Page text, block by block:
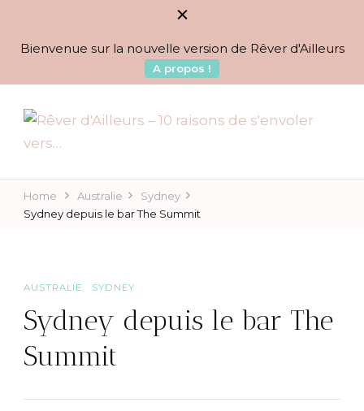
Bienvenue sur la nouvelle version de Rêver d'Ailleurs
A propos !
Rêver d'Ailleurs – 10
BLOG VOYAGES DEPUIS 2010
Home Australie
Sydney
Sydney depuis le bar The Summit
AUSTRALIE SYDNEY
Sydney depuis le bar The
Summit